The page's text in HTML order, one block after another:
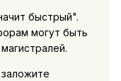
быстрый".
могут быть